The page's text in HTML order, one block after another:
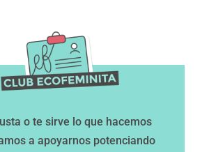
o te sirve lo que hacemos
a apoyarnos potenciando